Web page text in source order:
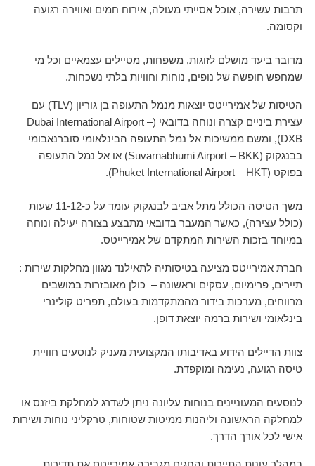
תרבות עשירה, אוכל אסייתי מעולה, אירוח חמים ואווירה רגועה
וקסומה.
מדובר ביעד מושלם לזוגות, משפחות, מטיילים עצמאיים וכל מי
שמחפש חופשה של נופים, נוחות וחוויות בלתי נשכחות.
הטיסות של אמירייטס יוצאות מנמל התעופה בן גוריון (TLV) עם
עצירת ביניים קצרה ונוחה בדובאי (Dubai International Airport –
DXB), ומשם ממשיכות אל נמל התעופה הבינלאומי סוברנאבומי
בבנגקוק (Suvarnabhumi Airport – BKK) או אל נמל התעופה
בפוקט (Phuket International Airport – HKT).
משך הטיסה הכולל מתל אביב לבנגקוק עומד על כ-11-12 שעות
(כולל עצירה), כאשר המעבר בדובאי מתבצע בצורה יעילה ונוחה
במיוחד בזכות השירות המתקדם של אמירייטס.
חברת אמירייטס מציעה בטיסותיה לתאילנד מגוון מחלקות שירות :
תיירים, פרימיום, עסקים וראשונה – כולן מאובזרות במושבים
מרווחים, מערכות בידור מהמתקדמות בעולם, תפריט קולינרי
בינלאומי ושירות ברמה יוצאת דופן.
צוות הדיילים הידוע באדיבותו המקצועית מעניק לנוסעים חוויית
טיסה רגועה, נעימה ומוקפדת.
לנוסעים המעוניינים בנוחות עליונה ניתן לשדרג למחלקת ביזנס או
למחלקה הראשונה וליהנות ממיטות שטוחות, טרקליני נוחות ושירות
אישי לכל אורך הדרך.